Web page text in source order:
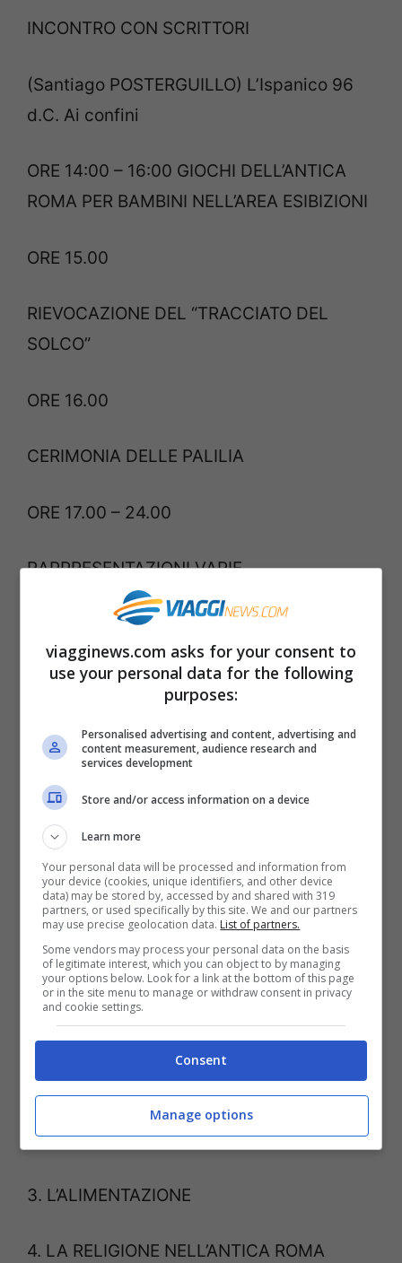
INCONTRO CON SCRITTORI
(Santiago POSTERGUILLO) L’Ispanico 96
d.C. Ai confini
ORE 14:00 – 16:00 GIOCHI DELL’ANTICA
ROMA PER BAMBINI NELL’AREA ESIBIZIONI
ORE 15.00
RIEVOCAZIONE DEL “TRACCIATO DEL
SOLCO”
ORE 16.00
CERIMONIA DELLE PALILIA
ORE 17.00 – 24.00
RAPPRESENTAZIONI VARIE
SABATO 22 APRILE (Circo Massimo)
ORE 09:00 – 18:00
MOSTRA FOTOGRAFICA delle edizioni del
Natale di Roma a cura
dell’ass.ne”Fotografiamo”
ORE 09:00 -16:00
BANCHI DIDATTICI PRESSO IL CASTRUM-
VILLAGGIO DACICO CON LA XXX° ULPIA,
GSR E ASS. ROMENE
1. LA SCUOLA ROMANA NELL’ANTICA
ROMA
2. LA MEDICINA
3. L’ALIMENTAZIONE
4. LA RELIGIONE NELL’ANTICA ROMA
viagginews.com asks for your consent to
use your personal data for the following
purposes:
Personalised advertising and content, advertising and
content measurement, audience research and
services development
Store and/or access information on a device
Learn more
Your personal data will be processed and information from
your device (cookies, unique identifiers, and other device
data) may be stored by, accessed by and shared with 319
partners, or used specifically by this site. We and our partners
may use precise geolocation data. List of partners.
Some vendors may process your personal data on the basis
of legitimate interest, which you can object to by managing
your options below. Look for a link at the bottom of this page
or in the site menu to manage or withdraw consent in privacy
and cookie settings.
Consent
Manage options